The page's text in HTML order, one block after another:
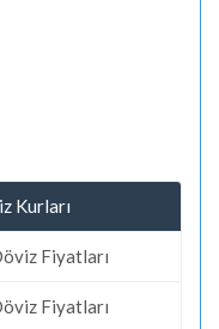
Kurları
Fiyatları
Fiyatları